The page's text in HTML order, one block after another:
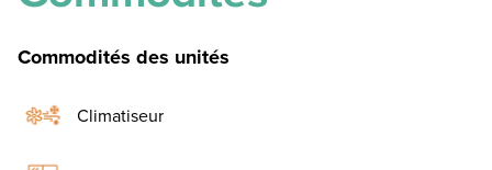
Commodités des unités
Climatiseur